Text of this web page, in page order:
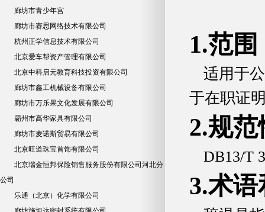
1.范围
适用于
于在职证
2.规
DB13/T
3.术
廊坊市青少年宫
廊坊市赛思网络技术有限公司
杭州正学信息技术有限公司
北京爱车帮资产管理有限公司
北京中科启元教育科技投资有限公司
廊坊市鑫工机械设备有限公司
廊坊市万乐果文化发展有限公司
霸州市高华家具有限公司
廊坊市麦诺斯贸易有限公司
北京旺道珠宝首饰有限公司
北京瑞金恒邦保险销售服务股份有限公司河北分
公司
乐通（北京）化学有限公司